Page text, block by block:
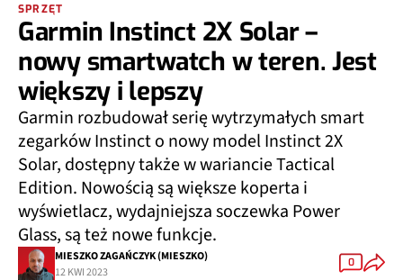
SPRZĘT
Garmin Instinct 2X Solar –
nowy smartwatch w teren. Jest
większy i lepszy
Garmin rozbudował serię wytrzymałych smart
zegarków Instinct o nowy model Instinct 2X
Solar, dostępny także w wariancie Tactical
Edition. Nowością są większe koperta i
wyświetlacz, wydajniejsza soczewka Power
Glass, są też nowe funkcje.
MIESZKO ZAGAŃCZYK (MIESZKO)
12 KWI 2023
0